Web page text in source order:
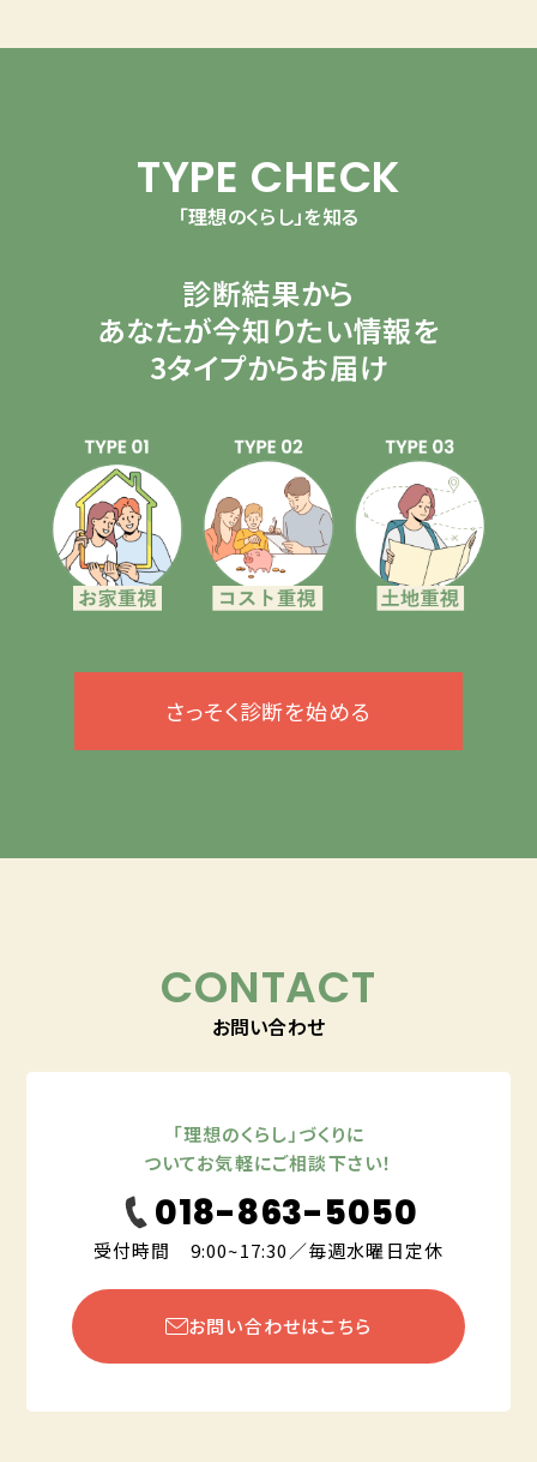
TYPE CHECK
「理想のくらし」を知る
診断結果から
あなたが今知りたい情報を
3タイプからお届け
さっそく診断を始める
CONTACT
お問い合わせ
「理想のくらし」づくりに
ついてお気軽にご相談下さい！
018-863-5050
受付時間 9:00~17:30／毎週水曜日定休
お問い合わせはこちら